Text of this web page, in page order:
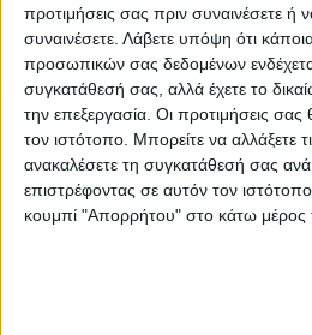
προτιμήσεις σας πριν συναινέσετε ή
συναινέσετε. Λάβετε υπόψη ότι
προσωπικών σας δεδομένων
συγκατάθεσή σας, αλλά έχετε το
την επεξεργασία. Οι προτιμήσεις
τον ιστότοπο. Μπορείτε να αλλάξετε
ανακαλέσετε τη συγκατάθεσή σας
επιστρέφοντας σε αυτόν τον
κουμπί "Απορρήτου" στο κάτω μέρος